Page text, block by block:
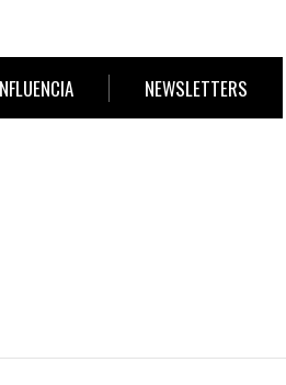
NEWSLETTERS